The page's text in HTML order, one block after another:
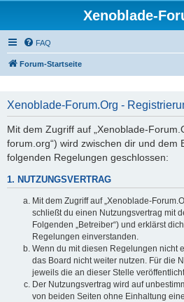
Xenoblade-
FAQ
Forum-Startseite
Xenoblade-Forum.Org -
Mit dem Zugriff auf „Xenoblade-
forum.org“) wird zwischen dir und dem
folgenden Regelungen geschlossen:
1. NUTZUNGSVERTRAG
Mit dem Zugriff auf „Xenoblade-
schließt du einen Nutzungsvertrag mit
Folgenden „Betreiber“) und erklärst
Regelungen einverstanden.
Wenn du mit diesen Regelungen nicht
das Board nicht weiter nutzen. Für die
jeweils die an dieser Stelle
Der Nutzungsvertrag wird auf
von beiden Seiten ohne Einhaltung